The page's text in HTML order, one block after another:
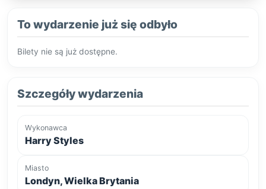
To wydarzenie już się odbyło
Bilety nie są już dostępne.
Szczegóły wydarzenia
Wykonawca
Harry Styles
Miasto
Londyn, Wielka Brytania